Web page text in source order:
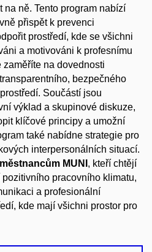
na ně. Tento program nabízí
přispět k prevenci
prostředí, kde se všichni
a motivováni k profesnímu
zaměříte na dovednosti
bezpečného
Součástí jsou
výklad a skupinové diskuze,
klíčové principy a umožní
také nabídne strategie pro
interpersonálních situací.
MUNI , kteří chtějí
pracovního klimatu,
a profesionální
kde mají všichni prostor pro